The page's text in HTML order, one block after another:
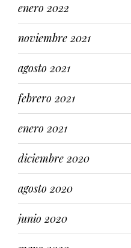
enero 2022
noviembre 2021
agosto 2021
febrero 2021
enero 2021
diciembre 2020
agosto 2020
junio 2020